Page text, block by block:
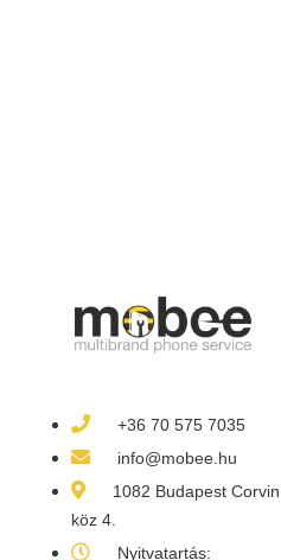
+36 70 575 7035
info@mobee.hu
1082 Budapest Corvin
köz 4.
Nyitvatartás: